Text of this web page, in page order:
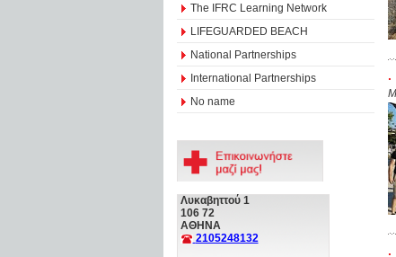
The IFRC Learning Network
LIFEGUARDED BEACH
National Partnerships
International Partnerships
No name
Λυκαβηττού 1
106 72
ΑΘΗΝΑ
2105248132
.
.